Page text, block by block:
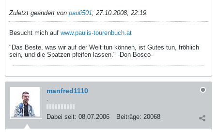
Zuletzt geändert von pauli501; 27.10.2008, 22:19.
Besucht mich auf www.paulis-tourenbuch.at
"Das Beste, was wir auf der Welt tun können, ist Gutes tun, fröhlich
sein, und die Spatzen pfeifen lassen." -Don Bosco-
manfred1110
.
Dabei seit: 08.07.2006 Beiträge: 20068